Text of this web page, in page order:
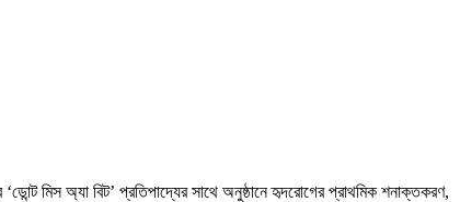
মিস অ্যা বিট’ প্রতিপাদ্যের সাথে অনুষ্ঠানে হৃদরোগের প্রাথমিক শনাক্তকরণ,